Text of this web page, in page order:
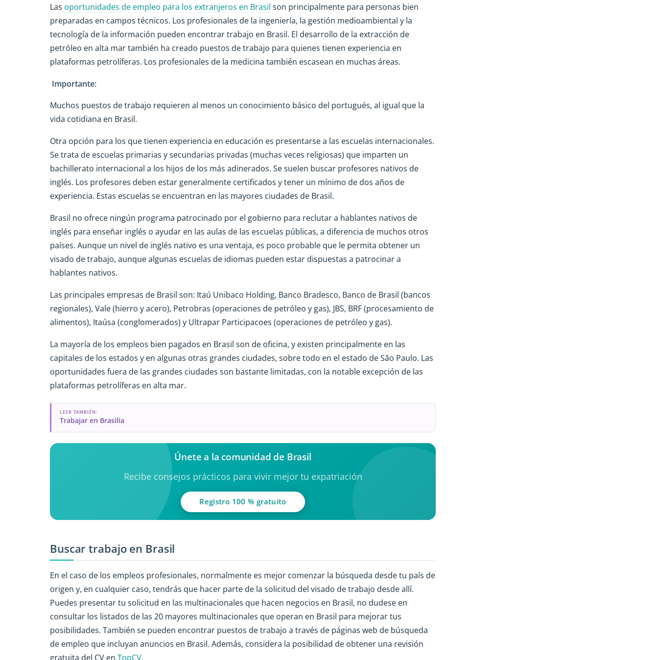
Las oportunidades de empleo para los extranjeros en Brasil son principalmente para personas bien
preparadas en campos técnicos. Los profesionales de la ingeniería, la gestión medioambiental y la
tecnología de la información pueden encontrar trabajo en Brasil. El desarrollo de la extracción de
petróleo en alta mar también ha creado puestos de trabajo para quienes tienen experiencia en
plataformas petrolíferas. Los profesionales de la medicina también escasean en muchas áreas.
Importante:
Muchos puestos de trabajo requieren al menos un conocimiento básico del portugués, al igual que la
vida cotidiana en Brasil.
Otra opción para los que tienen experiencia en educación es presentarse a las escuelas internacionales.
Se trata de escuelas primarias y secundarias privadas (muchas veces religiosas) que imparten un
bachillerato internacional a los hijos de los más adinerados. Se suelen buscar profesores nativos de
inglés. Los profesores deben estar generalmente certificados y tener un mínimo de dos años de
experiencia. Estas escuelas se encuentran en las mayores ciudades de Brasil.
Brasil no ofrece ningún programa patrocinado por el gobierno para reclutar a hablantes nativos de
inglés para enseñar inglés o ayudar en las aulas de las escuelas públicas, a diferencia de muchos otros
países. Aunque un nivel de inglés nativo es una ventaja, es poco probable que le permita obtener un
visado de trabajo, aunque algunas escuelas de idiomas pueden estar dispuestas a patrocinar a
hablantes nativos.
Las principales empresas de Brasil son: Itaú Unibaco Holding, Banco Bradesco, Banco de Brasil (bancos
regionales), Vale (hierro y acero), Petrobras (operaciones de petróleo y gas), JBS, BRF (procesamiento de
alimentos), Itaúsa (conglomerados) y Ultrapar Participacoes (operaciones de petróleo y gas).
La mayoría de los empleos bien pagados en Brasil son de oficina, y existen principalmente en las
capitales de los estados y en algunas otras grandes ciudades, sobre todo en el estado de São Paulo. Las
oportunidades fuera de las grandes ciudades son bastante limitadas, con la notable excepción de las
plataformas petrolíferas en alta mar.
LEER TAMBIÉN:
Trabajar en Brasilia
Únete a la comunidad de Brasil
Recibe consejos prácticos para vivir mejor tu expatriación
Registro 100 % gratuito
Buscar trabajo en Brasil
En el caso de los empleos profesionales, normalmente es mejor comenzar la búsqueda desde tu país de
origen y, en cualquier caso, tendrás que hacer parte de la solicitud del visado de trabajo desde allí.
Puedes presentar tu solicitud en las multinacionales que hacen negocios en Brasil, no dudese en
consultar los listados de las 20 mayores multinacionales que operan en Brasil para mejorar tus
posibilidades. También se pueden encontrar puestos de trabajo a través de páginas web de búsqueda
de empleo que incluyan anuncios en Brasil. Además, considera la posibilidad de obtener una revisión
gratuita del CV en TopCV.